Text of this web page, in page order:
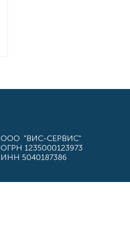
ООО "ВИС-СЕРВИС"
ОГРН 1235000123973
ИНН 5040187386